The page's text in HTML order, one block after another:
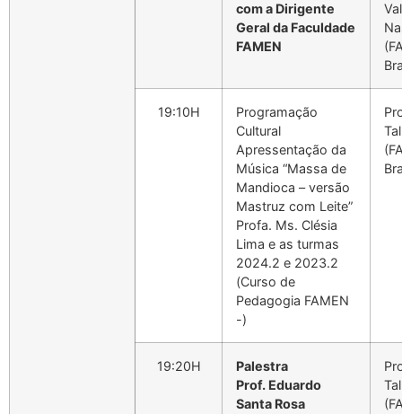
com a Dirigente
Geral da Faculdade
FAMEN
19:10H
Programação
Cultural
Apressentação da
Música “Massa de
Mandioca – versão
Mastruz com Leite”
Profa. Ms. Clésia
Lima e as turmas
2024.2 e 2023.2
(Curso de
Pedagogia FAMEN
-)
19:20H
Palestra
Prof. Eduardo
Santa Rosa